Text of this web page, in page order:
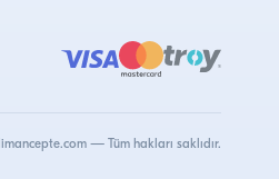
limancepte.com — Tüm hakları saklıdır.